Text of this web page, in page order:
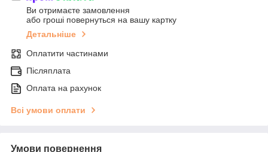
Ви отримаєте замовлення
або гроші повернуться на вашу картку
Детальніше
Оплатити частинами
Післяплата
Оплата на рахунок
Всі умови оплати
Умови повернення